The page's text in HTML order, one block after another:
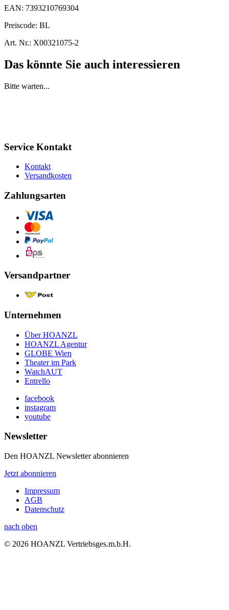
EAN: 7393210769304
Preiscode: BL
Art. Nr.: X00321075-2
Das könnte Sie auch interessieren
Bitte warten...
Service Kontakt
Kontakt
Versandkosten
Zahlungsarten
Versandpartner
Unternehmen
Über HOANZL
HOANZL Agentur
GLOBE Wien
Theater im Park
WatchAUT
Entrello
facebook
instagram
youtube
Newsletter
Den HOANZL Newsletter abonnieren
Jetzt abonnieren
Impressum
AGB
Datenschutz
nach oben
© 2026 HOANZL Vertriebsges.m.b.H.